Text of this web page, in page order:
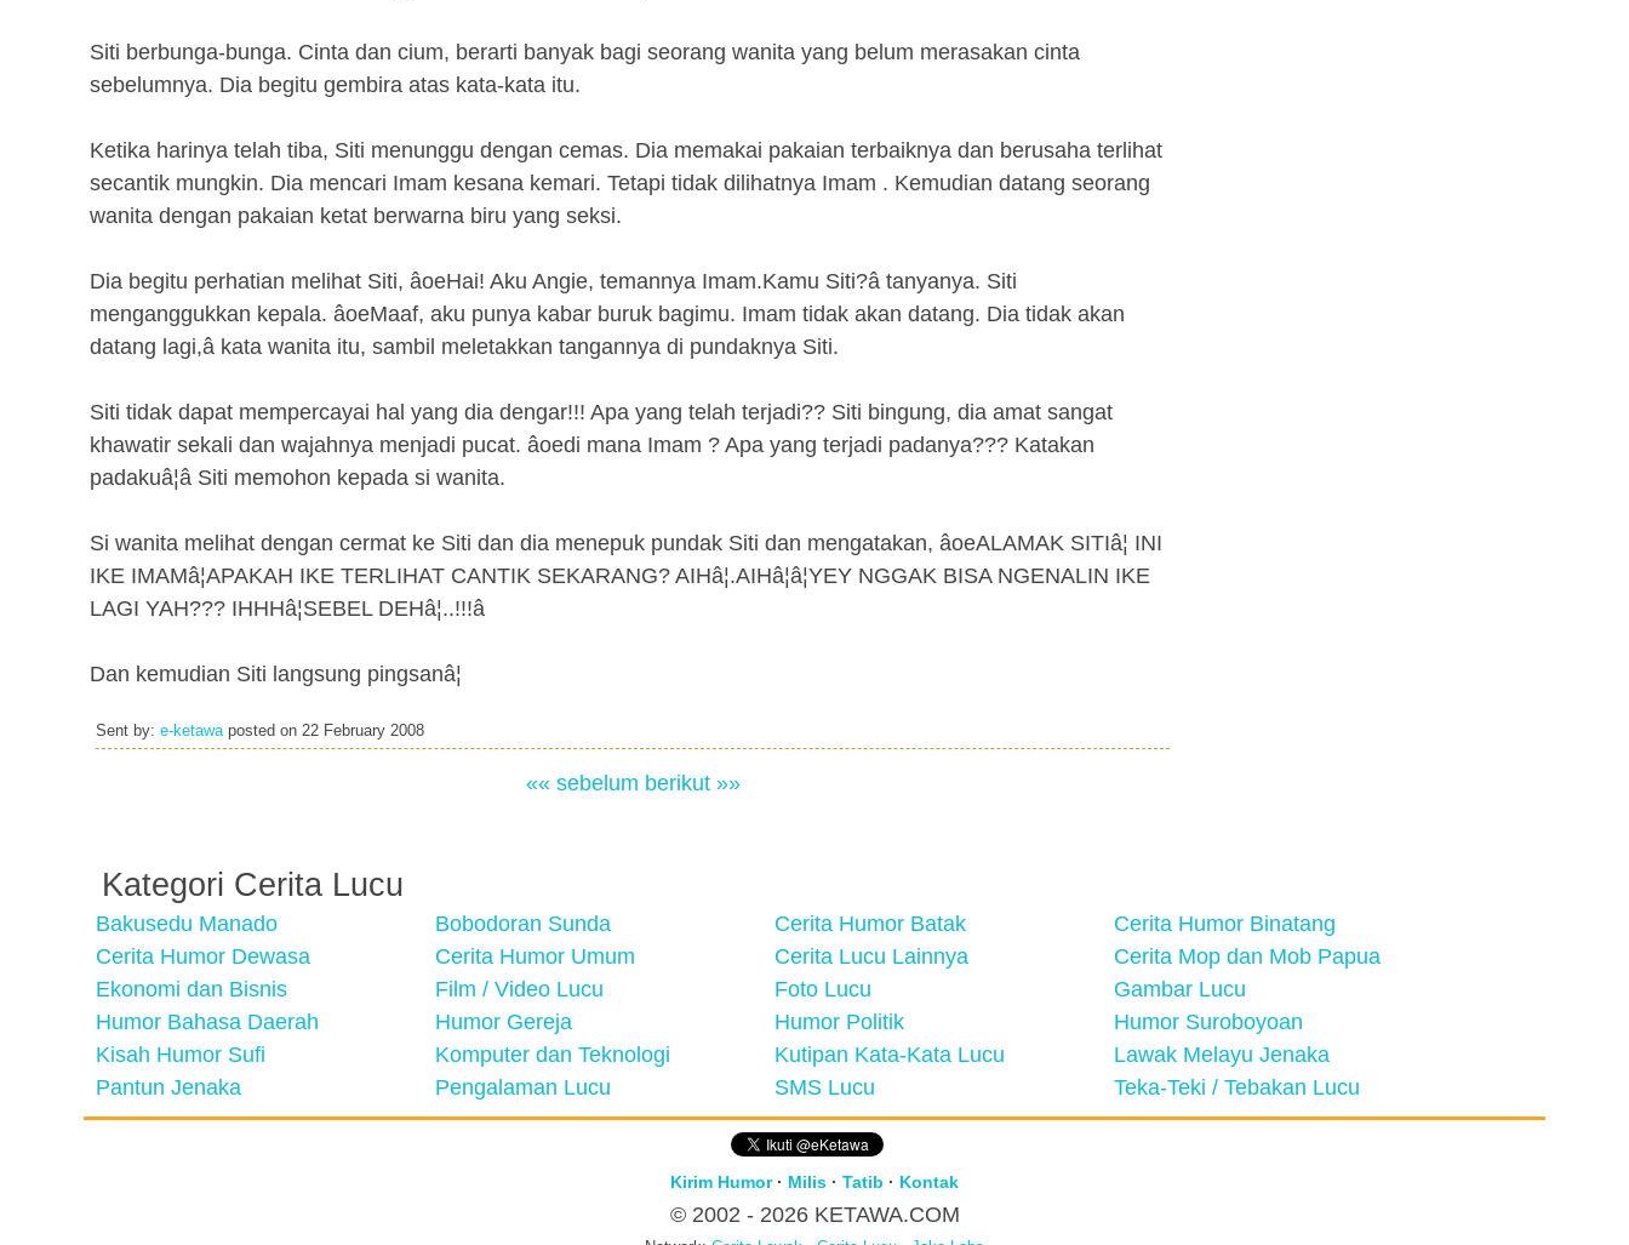
Siti berbunga-bunga. Cinta dan cium, berarti banyak bagi seorang wanita yang belum merasakan cinta
sebelumnya. Dia begitu gembira atas kata-kata itu.
Ketika harinya telah tiba, Siti menunggu dengan cemas. Dia memakai pakaian terbaiknya dan berusaha terlihat
secantik mungkin. Dia mencari Imam kesana kemari. Tetapi tidak dilihatnya Imam . Kemudian datang seorang
wanita dengan pakaian ketat berwarna biru yang seksi.
Dia begitu perhatian melihat Siti, âoeHai! Aku Angie, temannya Imam.Kamu Siti?â tanyanya. Siti
menganggukkan kepala. âoeMaaf, aku punya kabar buruk bagimu. Imam tidak akan datang. Dia tidak akan
datang lagi,â kata wanita itu, sambil meletakkan tangannya di pundaknya Siti.
Siti tidak dapat mempercayai hal yang dia dengar!!! Apa yang telah terjadi?? Siti bingung, dia amat sangat
khawatir sekali dan wajahnya menjadi pucat. âoedi mana Imam ? Apa yang terjadi padanya??? Katakan
padakuâ¦â Siti memohon kepada si wanita.
Si wanita melihat dengan cermat ke Siti dan dia menepuk pundak Siti dan mengatakan, âoeALAMAK SITIâ¦ INI
IKE IMAMâ¦APAKAH IKE TERLIHAT CANTIK SEKARANG? AIHâ¦.AIHâ¦â¦YEY NGGAK BISA NGENALIN IKE
LAGI YAH??? IHHHâ¦SEBEL DEHâ¦..!!!â
Dan kemudian Siti langsung pingsanâ¦
Sent by: e-ketawaposted on 22 February 2008
«« sebelum berikut »»
Kategori Cerita Lucu
Bakusedu Manado Bobodoran Sunda Cerita Humor Batak
Cerita Humor Binatang
Cerita Humor Dewasa
Cerita Humor Umum Cerita Lucu Lainnya
Cerita Mop dan Mob Papua
Ekonomi dan Bisnis
Film / Video Lucu Foto Lucu
Gambar Lucu
Humor Bahasa Daerah
Humor Gereja Humor Politik
Humor Suroboyoan
Kisah Humor Sufi
Komputer dan Teknologi Kutipan Kata-Kata Lucu
Lawak Melayu Jenaka
Pantun Jenaka
Pengalaman Lucu SMS Lucu Teka-Teki / Tebakan Lucu
Kirim Humor· Milis · Tatib · Kontak
© 2002 - 2026 KETAWA.COM